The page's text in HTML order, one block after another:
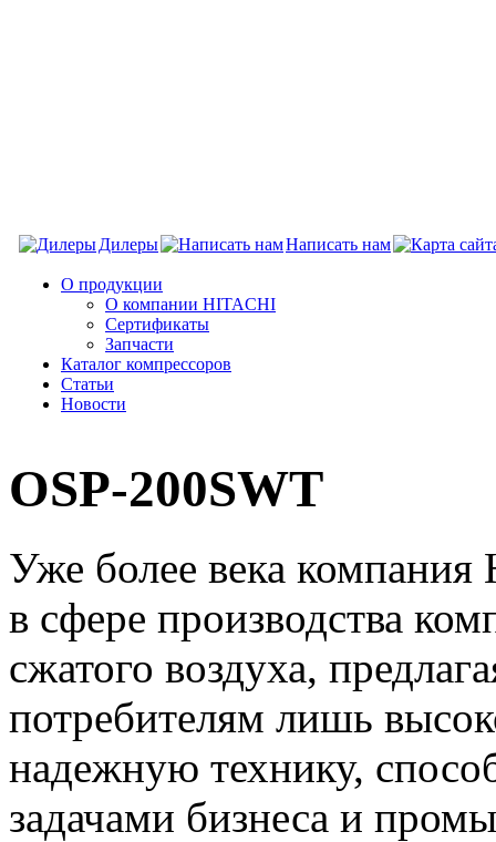
Дилеры Написать нам
О продукции
О компании HITACHI
Сертификаты
Запчасти
Каталог компрессоров
Статьи
Новости
OSP-200SWT
Уже более века компания
в сфере производства
сжатого воздуха,
потребителям лишь
надежную технику,
задачами бизнеса и